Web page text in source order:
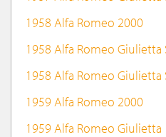
1958 Alfa Romeo 2000
1958 Alfa Romeo Giulietta
1958 Alfa Romeo Giulietta
1959 Alfa Romeo 2000
1959 Alfa Romeo Giulietta